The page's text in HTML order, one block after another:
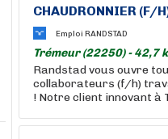
CHAUDRONNIER (F/
Emploi RANDSTAD
Trémeur (22250) - 42,7
Randstad vous ouvre
collaborateurs (f/h)
! Notre client innovant à